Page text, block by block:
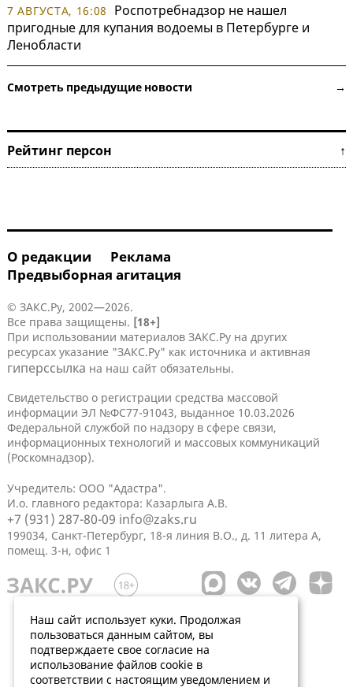
7 АВГУСТА, 16:08
Роспотребнадзор не нашел
пригодные для купания водоемы в Петербурге и
Ленобласти
Смотреть предыдущие новости →
Рейтинг персон ↑
О редакции
Реклама
Предвыборная агитация
© ЗАКС.Ру, 2002—2026.
Все права защищены. [18+]
При использовании материалов ЗАКС.Ру на других
ресурсах указание "ЗАКС.Ру" как источника и активная
гиперссылка на наш сайт обязательны.
Свидетельство о регистрации средства массовой
информации ЭЛ №ФС77-91043, выданное 10.03.2026
Федеральной службой по надзору в сфере связи,
информационных технологий и массовых коммуникаций
(Роскомнадзор).
Учредитель: ООО "Адастра".
И.о. главного редактора: Казарлыга А.В.
+7 (931) 287-80-09 info@zaks.ru
199034, Санкт-Петербург, 18-я линия В.О., д. 11 литера А,
помещ. 3-н, офис 1
Наш сайт использует куки. Продолжая
пользоваться данным сайтом, вы
подтверждаете свое согласие на
использование файлов cookie в
соответствии с настоящим уведомлением и